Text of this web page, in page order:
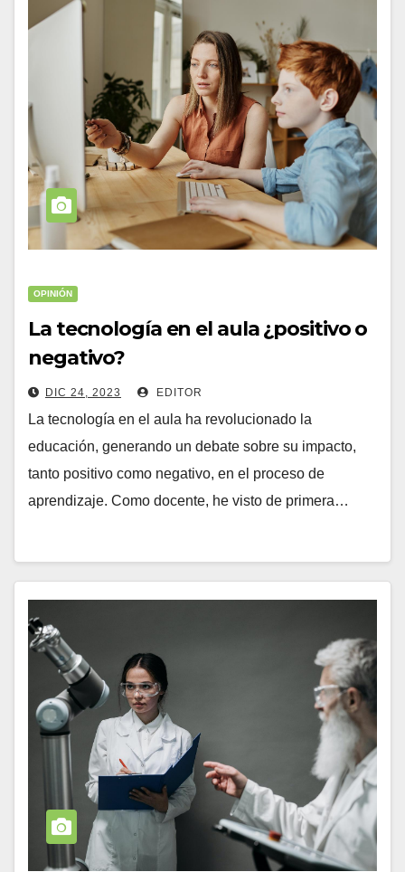
OPINIÓN
La tecnología en el aula ¿positivo o
negativo?
DIC 24, 2023 EDITOR
La tecnología en el aula ha revolucionado la
educación, generando un debate sobre su impacto,
tanto positivo como negativo, en el proceso de
aprendizaje. Como docente, he visto de primera…